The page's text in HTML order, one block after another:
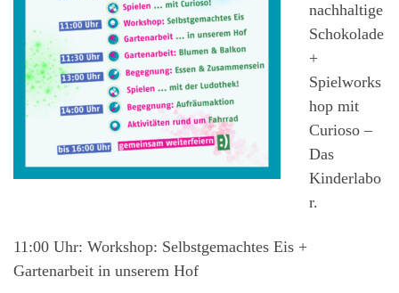
nachhaltige
Schokolade
+
Spielworks
hop mit
Curioso –
Das
Kinderlabo
r.
11:00 Uhr: Workshop: Selbstgemachtes Eis +
Gartenarbeit in unserem Hof